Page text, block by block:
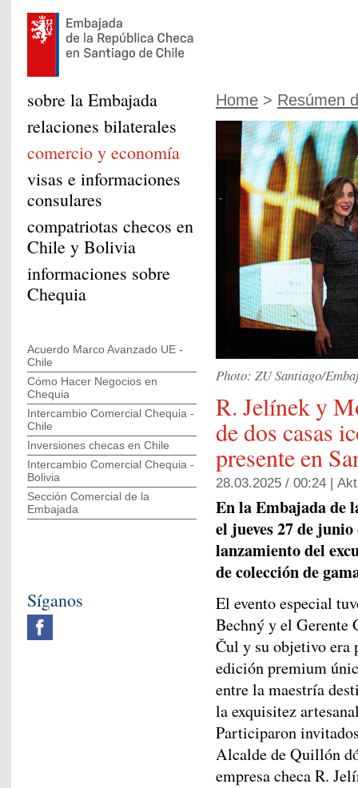
Home > Resúmen
Photo: ZU Santiago/
R. Jelínek y
de dos casas
presente en
28.03.2025 / 00:24 |
En la Embajada de
el jueves 27 de junio
lanzamiento del
de colección de
El evento especial
Bechný y el Gerente
Čul y su objetivo era
edición premium
entre la maestría
la exquisitez
Participaron
Alcalde de Quillón
empresa checa R.
sobre la Embajada
relaciones bilaterales
comercio y economía
visas e informaciones
consulares
compatriotas checos en
Chile y Bolivia
informaciones sobre
Chequia
Acuerdo Marco Avanzado UE -
Chile
Cómo Hacer Negocios en
Chequia
Intercambio Comercial Chequia -
Chile
Inversiones checas en Chile
Intercambio Comercial Chequia -
Bolivia
Sección Comercial de la
Embajada
Síganos